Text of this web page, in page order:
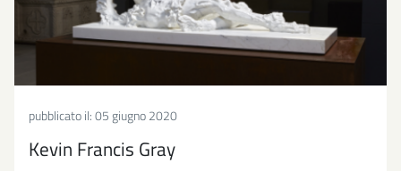
pubblicato il:05 giugno 2020
Kevin Francis Gray